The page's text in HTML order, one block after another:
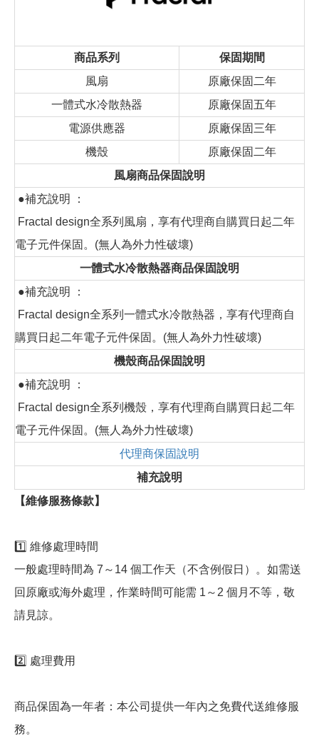
商品系列
保固期間
風扇
原廠保固二年
一體式水冷散熱器
原廠保固五年
電源供應器
原廠保固三年
機殼
原廠保固二年
風扇商品保固說明
●補充說明 ：
Fractal design全系列風扇，享有代理商自購買日起二年
電子元件保固。(無人為外力性破壞)
一體式水冷散熱器商品保固說明
●補充說明 ：
Fractal design全系列一體式水冷散熱器，享有代理商自
購買日起二年電子元件保固。(無人為外力性破壞)
機殼商品保固說明
●補充說明 ：
Fractal design全系列機殼，享有代理商自購買日起二年
電子元件保固。(無人為外力性破壞)
代理商保固說明
補充說明
【維修服務條款】
1️⃣ 維修處理時間
一般處理時間為 7～14 個工作天（不含例假日）。如需送
回原廠或海外處理，作業時間可能需 1～2 個月不等，敬
請見諒。
2️⃣ 處理費用
商品保固為一年者：本公司提供一年內之免費代送維修服
務。